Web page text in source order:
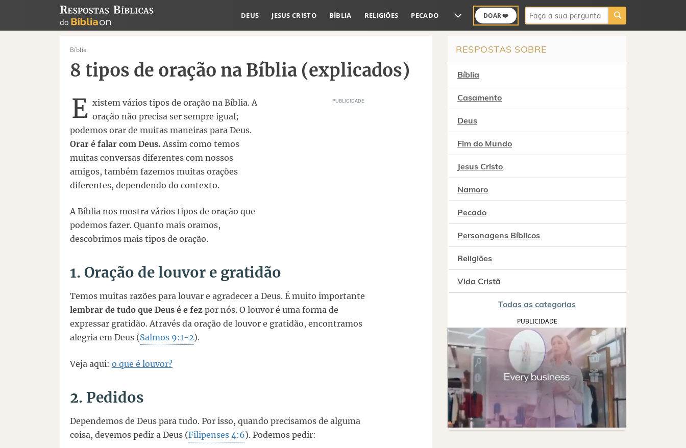
DEUS JESUS CRISTO BÍBLIA RELIGIÕES PECADO DOAR ❤️ Buscar:
Bíblia
8 tipos de oração na Bíblia (explicados)
E xistem vários tipos de oração na Bíblia. A
oração não precisa ser sempre igual;
podemos orar de muitas maneiras para Deus.
Orar é falar com Deus. Assim como temos
muitas conversas diferentes com nossos
amigos, também fazemos muitas orações
diferentes, dependendo do contexto.
A Bíblia nos mostra vários tipos de oração que
podemos fazer. Quanto mais oramos,
descobrimos mais tipos de oração.
1. Oração de louvor e gratidão
Temos muitas razões para louvar e agradecer a Deus. É muito importante
lembrar de tudo que Deus é e fez por nós. O louvor é uma forma de
expressar gratidão. Através da oração de louvor e gratidão, encontramos
alegria em Deus (Salmos 9:1-2).
Veja aqui: o que é louvor?
2. Pedidos
Dependemos de Deus para tudo. Por isso, quando precisamos de alguma
coisa, devemos pedir a Deus (Filipenses 4:6). Podemos pedir:
RESPOSTAS SOBRE
Bíblia
Casamento
Deus
Fim do Mundo
Jesus Cristo
Namoro
Pecado
Personagens Bíblicos
Religiões
Vida Cristã
Todas as categorias
PUBLICIDADE